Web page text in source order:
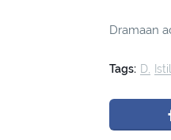
Dramaan
Tags: D